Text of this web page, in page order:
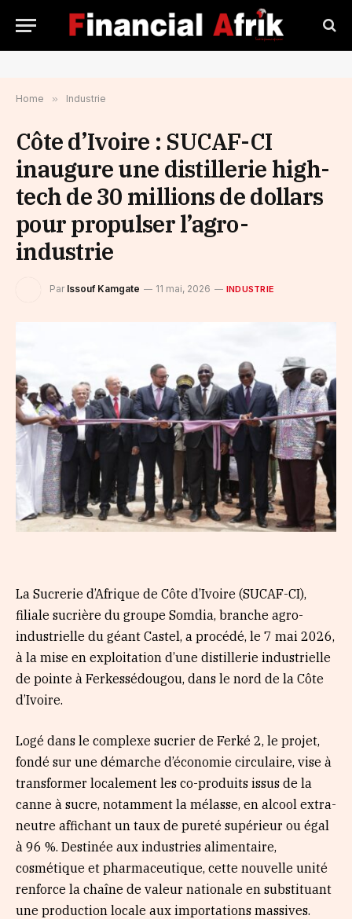
Home » Industrie
Côte d’Ivoire : SUCAF-CI
inaugure une distillerie high-
tech de 30 millions de dollars
pour propulser l’agro-
industrie
Par Issouf Kamgate 11 mai, 2026 INDUSTRIE
La Sucrerie d’Afrique de Côte d’Ivoire (SUCAF-CI),
filiale sucrière du groupe Somdia, branche agro-
industrielle du géant Castel, a procédé, le 7 mai 2026,
à la mise en exploitation d’une distillerie industrielle
de pointe à Ferkessédougou, dans le nord de la Côte
d’Ivoire.
Logé dans le complexe sucrier de Ferké 2, le projet,
fondé sur une démarche d’économie circulaire, vise à
transformer localement les co-produits issus de la
canne à sucre, notamment la mélasse, en alcool extra-
neutre affichant un taux de pureté supérieur ou égal
à 96 %. Destinée aux industries alimentaire,
cosmétique et pharmaceutique, cette nouvelle unité
renforce la chaîne de valeur nationale en substituant
une production locale aux importations massives.